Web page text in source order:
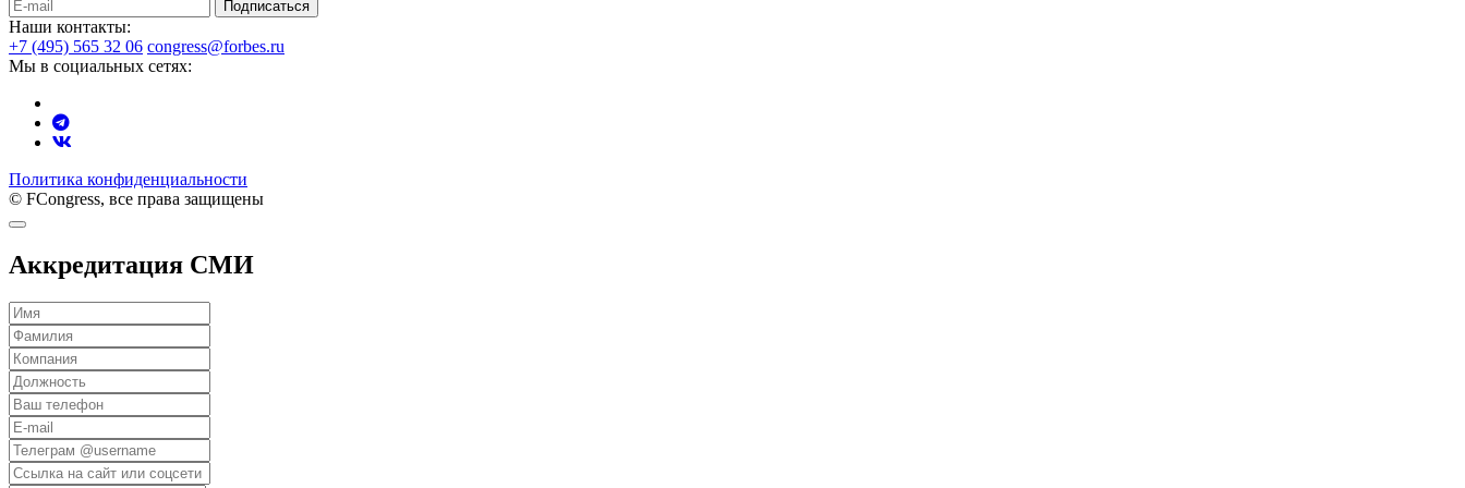
Подписаться
Наши контакты:
+7 (495) 565 32 06 congress@forbes.ru
Мы в социальных сетях:
Политика конфиденциальности
© FCongress, все права защищены
Аккредитация СМИ